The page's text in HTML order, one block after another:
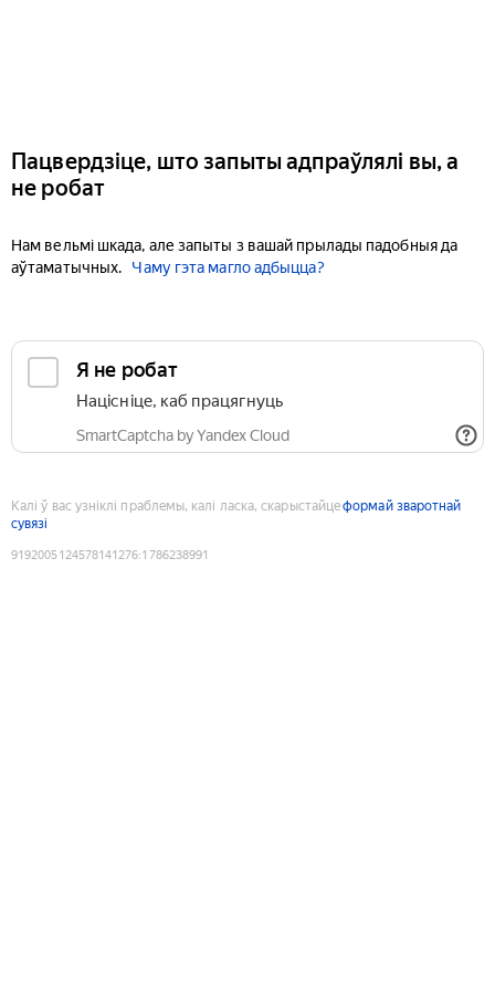
Пацвердзіце, што запыты адпраўлялі вы, а
не робат
Нам вельмі шкада, але запыты з вашай прылады падобныя да
аўтаматычных.
Чаму гэта магло адбыцца?
Я не робат
Націсніце, каб працягнуць
SmartCaptcha by Yandex Cloud
Калі ў вас узніклі праблемы, калі ласка, скарыстайцеформай зваротнай
сувязі
9192005124578141276:1786238991